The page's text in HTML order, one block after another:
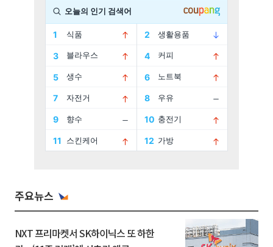
주요뉴스
NXT 프리마켓서 SK하이닉스 또 하한